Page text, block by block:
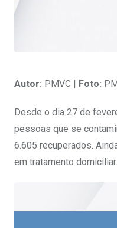
Autor: PMVC | Foto:
Desde o dia 27 de
pessoas que se
6.605 recuperados.
em tratamento domiciliar.